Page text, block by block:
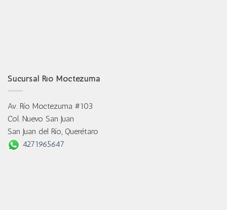
Sucursal Río Moctezuma
Av. Río Moctezuma #103
Col. Nuevo San Juan
San Juan del Río, Querétaro
4271965647